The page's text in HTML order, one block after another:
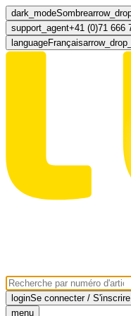
dark_modeSombre
support_agent+41 (0)71 666
languageFrançais
loginSe connecter / S'inscrire
menu